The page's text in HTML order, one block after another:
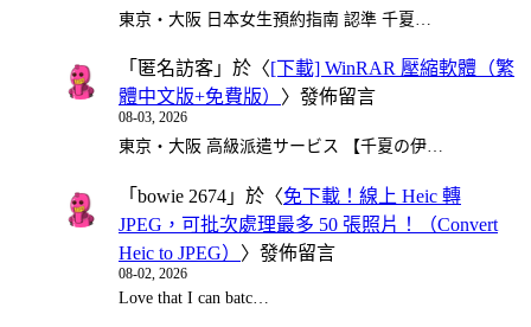
東京・大阪 日本女生預約指南 認準 千夏…
「 匿名訪客 」於〈[下載] WinRAR 壓縮軟體（繁
體中文版+免費版） 〉發佈留言
08-03, 2026
東京・大阪 高級派遣サービス 【千夏の伊…
「 bowie 2674 」於〈免下載！線上 Heic 轉
JPEG，可批次處理最多 50 張照片！（Convert
Heic to JPEG） 〉發佈留言
08-02, 2026
Love that I can batc…